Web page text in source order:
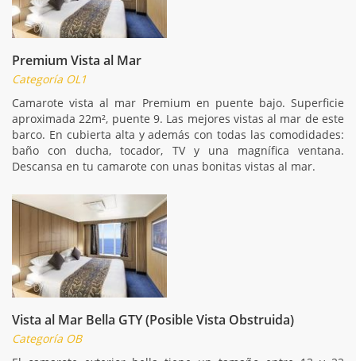
Premium Vista al Mar
Categoría OL1
Camarote vista al mar Premium en puente bajo. Superficie
aproximada 22m², puente 9. Las mejores vistas al mar de este
barco. En cubierta alta y además con todas las comodidades:
baño con ducha, tocador, TV y una magnífica ventana.
Descansa en tu camarote con unas bonitas vistas al mar.
Vista al Mar Bella GTY (Posible Vista Obstruida)
Categoría OB